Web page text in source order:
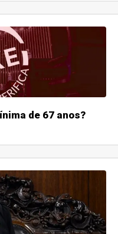
de 67 anos?